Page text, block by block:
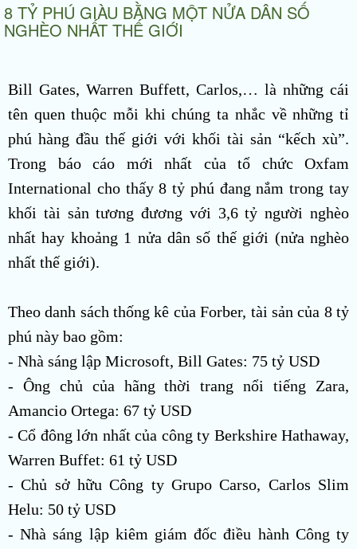
8 TỶ PHÚ GIÀU BẰNG MỘT NỬA DÂN SỐ
NGHÈO NHẤT THẾ GIỚI
Bill Gates, Warren Buffett, Carlos,… là những cái
tên quen thuộc mỗi khi chúng ta nhắc về những tỉ
phú hàng đầu thế giới với khối tài sản “kếch xù”.
Trong báo cáo mới nhất của tổ chức Oxfam
International cho thấy 8 tỷ phú đang nắm trong tay
khối tài sản tương đương với 3,6 tỷ người nghèo
nhất hay khoảng 1 nửa dân số thế giới (nửa nghèo
nhất thế giới).
Theo danh sách thống kê của Forber, tài sản của 8 tỷ
phú này bao gồm:
- Nhà sáng lập Microsoft, Bill Gates: 75 tỷ USD
- Ông chủ của hãng thời trang nổi tiếng Zara,
Amancio Ortega: 67 tỷ USD
- Cổ đông lớn nhất của công ty Berkshire Hathaway,
Warren Buffet: 61 tỷ USD
- Chủ sở hữu Công ty Grupo Carso, Carlos Slim
Helu: 50 tỷ USD
- Nhà sáng lập kiêm giám đốc điều hành Công ty